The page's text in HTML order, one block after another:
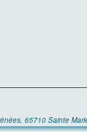
65710 Sainte